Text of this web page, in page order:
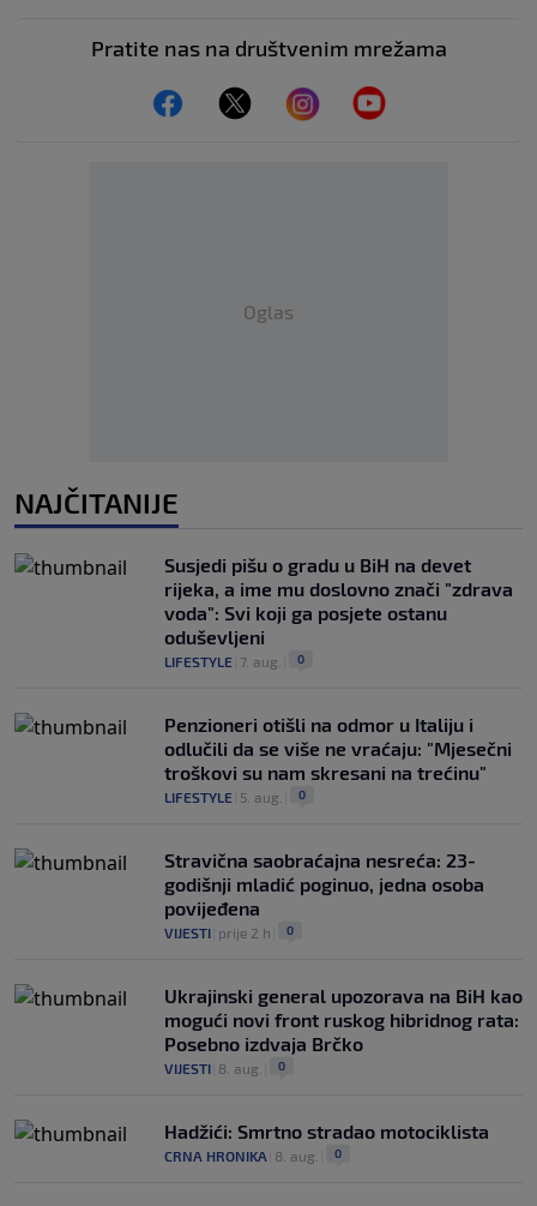
Pratite nas na društvenim mrežama
Oglas
NAJČITANIJE
Susjedi pišu o gradu u BiH na devet
rijeka, a ime mu doslovno znači "zdrava
voda": Svi koji ga posjete ostanu
oduševljeni
LIFESTYLE 7. aug. 0
Penzioneri otišli na odmor u Italiju i
odlučili da se više ne vraćaju: "Mjesečni
troškovi su nam skresani na trećinu"
LIFESTYLE 5. aug. 0
Stravična saobraćajna nesreća: 23-
godišnji mladić poginuo, jedna osoba
povijeđena
VIJESTI prije 2 h 0
Ukrajinski general upozorava na BiH kao
mogući novi front ruskog hibridnog rata:
Posebno izdvaja Brčko
VIJESTI 8. aug. 0
Hadžići: Smrtno stradao motociklista
CRNA HRONIKA 8. aug. 0